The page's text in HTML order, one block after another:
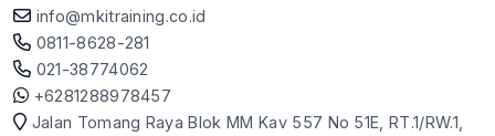
info@mkitraining.co.id
0811-8628-281
021-38774062
+6281288978457
Jalan Tomang Raya Blok MM Kav 557 No 51E, RT.1/RW.1,